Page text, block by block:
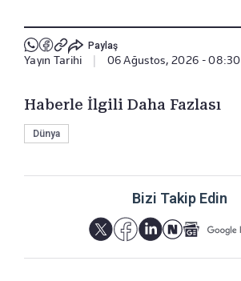
Paylaş
Yayın Tarihi 06 Ağustos, 2026 - 08:30
Haberle İlgili Daha Fazlası
Dünya
Bizi Takip Edin